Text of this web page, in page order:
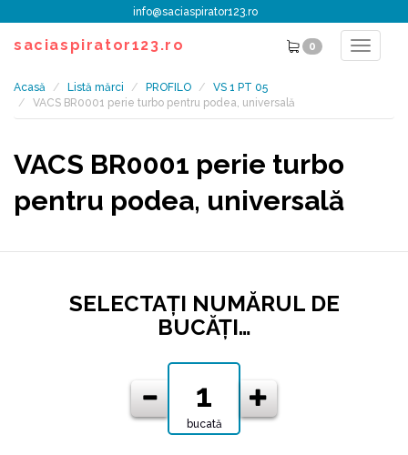
info@saciaspirator123.ro
saciaspirator123.ro 0
Toggle
Acasă Listă mărci PROFILO
VS 1 PT 05
VACS BR0001 perie turbo pentru podea, universală
VACS BR0001 perie turbo
pentru podea, universală
SELECTAŢI NUMĂRUL DE
BUCĂŢI…
bucată